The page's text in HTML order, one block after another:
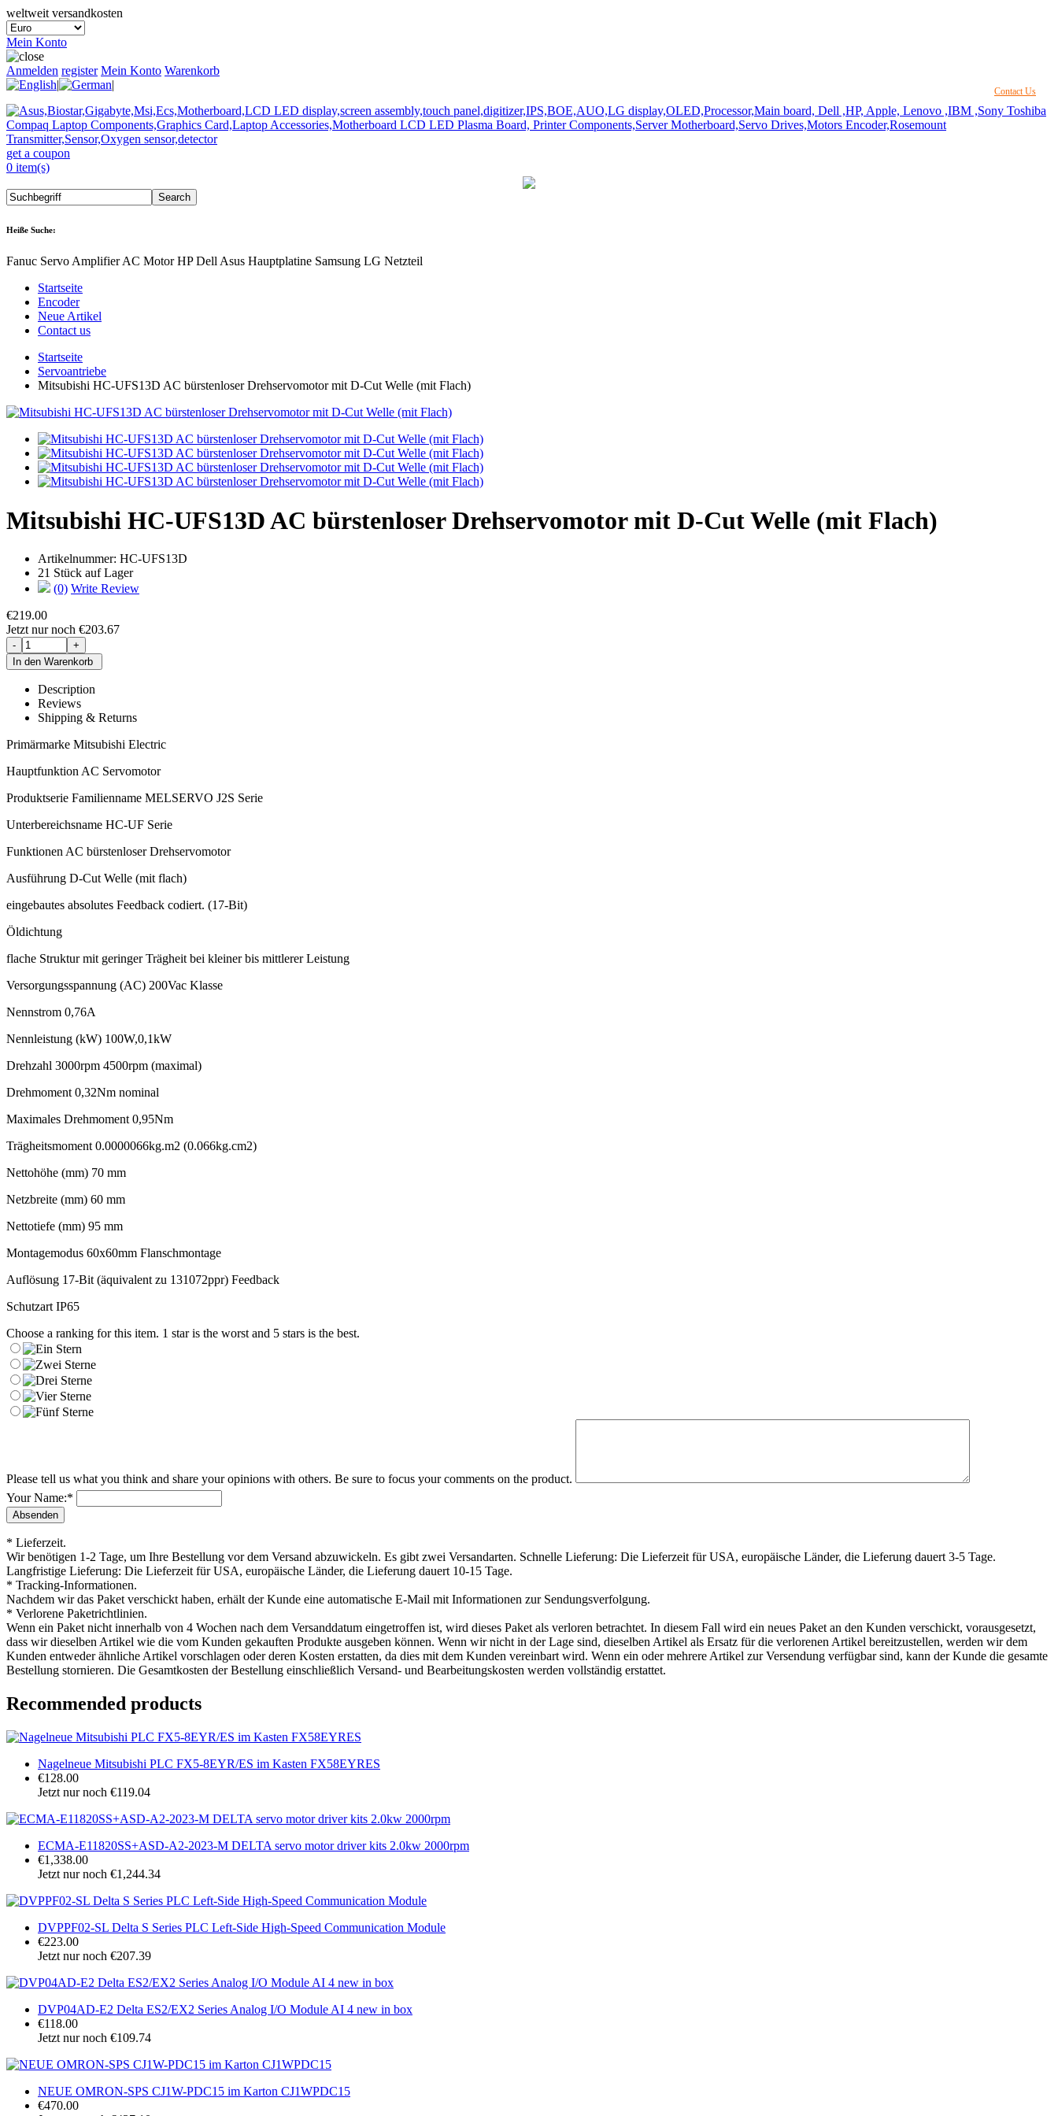
weltweit versandkosten
Mein Konto
Anmelden register Mein Konto Warenkorb
Contact Us
| |
get a coupon
0 item(s)
Heiße Suche:
Fanuc Servo Amplifier AC Motor HP Dell Asus Hauptplatine Samsung LG Netzteil
Startseite
Encoder
Neue Artikel
Contact us
Startseite
Servoantriebe
Mitsubishi HC-UFS13D AC bürstenloser Drehservomotor mit D-Cut Welle (mit Flach)
Mitsubishi HC-UFS13D AC bürstenloser Drehservomotor mit D-Cut Welle (mit Flach)
Artikelnummer: HC-UFS13D
21 Stück auf Lager
(0) Write Review
€219.00
Jetzt nur noch €203.67
Description
Reviews
Shipping & Returns
Primärmarke Mitsubishi Electric
Hauptfunktion AC Servomotor
Produktserie Familienname MELSERVO J2S Serie
Unterbereichsname HC-UF Serie
Funktionen AC bürstenloser Drehservomotor
Ausführung D-Cut Welle (mit flach)
eingebautes absolutes Feedback codiert. (17-Bit)
Öldichtung
flache Struktur mit geringer Trägheit bei kleiner bis mittlerer Leistung
Versorgungsspannung (AC) 200Vac Klasse
Nennstrom 0,76A
Nennleistung (kW) 100W,0,1kW
Drehzahl 3000rpm 4500rpm (maximal)
Drehmoment 0,32Nm nominal
Maximales Drehmoment 0,95Nm
Trägheitsmoment 0.0000066kg.m2 (0.066kg.cm2)
Nettohöhe (mm) 70 mm
Netzbreite (mm) 60 mm
Nettotiefe (mm) 95 mm
Montagemodus 60x60mm Flanschmontage
Auflösung 17-Bit (äquivalent zu 131072ppr) Feedback
Schutzart IP65
Choose a ranking for this item. 1 star is the worst and 5 stars is the best.
Please tell us what you think and share your opinions with others. Be sure to focus your comments on the product.
Your Name:*
* Lieferzeit.
Wir benötigen 1-2 Tage, um Ihre Bestellung vor dem Versand abzuwickeln. Es gibt zwei Versandarten. Schnelle Lieferung: Die Lieferzeit für USA, europäische Länder, die Lieferung dauert 3-5 Tage.
Langfristige Lieferung: Die Lieferzeit für USA, europäische Länder, die Lieferung dauert 10-15 Tage.
* Tracking-Informationen.
Nachdem wir das Paket verschickt haben, erhält der Kunde eine automatische E-Mail mit Informationen zur Sendungsverfolgung.
* Verlorene Paketrichtlinien.
Wenn ein Paket nicht innerhalb von 4 Wochen nach dem Versanddatum eingetroffen ist, wird dieses Paket als verloren betrachtet. In diesem Fall wird ein neues Paket an den Kunden verschickt, vorausgesetzt,
dass wir dieselben Artikel wie die vom Kunden gekauften Produkte ausgeben können. Wenn wir nicht in der Lage sind, dieselben Artikel als Ersatz für die verlorenen Artikel bereitzustellen, werden wir dem
Kunden entweder ähnliche Artikel vorschlagen oder deren Kosten erstatten, da dies mit dem Kunden vereinbart wird. Wenn ein oder mehrere Artikel zur Versendung verfügbar sind, kann der Kunde die gesamte
Bestellung stornieren. Die Gesamtkosten der Bestellung einschließlich Versand- und Bearbeitungskosten werden vollständig erstattet.
Recommended products
Nagelneue Mitsubishi PLC FX5-8EYR/ES im Kasten FX58EYRES
€128.00
Jetzt nur noch €119.04
ECMA-E11820SS+ASD-A2-2023-M DELTA servo motor driver kits 2.0kw 2000rpm
€1,338.00
Jetzt nur noch €1,244.34
DVPPF02-SL Delta S Series PLC Left-Side High-Speed Communication Module
€223.00
Jetzt nur noch €207.39
DVP04AD-E2 Delta ES2/EX2 Series Analog I/O Module AI 4 new in box
€118.00
Jetzt nur noch €109.74
NEUE OMRON-SPS CJ1W-PDC15 im Karton CJ1WPDC15
€470.00